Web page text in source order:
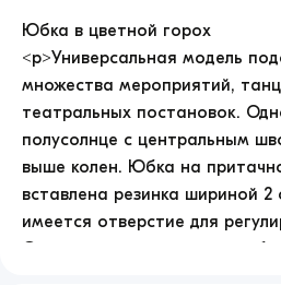
красный
изделие)
продажа
цене
4150.
Юбка в цветной горох
<p>Универсальная модель
множества мероприятий,
театральных постановок.
полусолнце с центральным
выше колен. Юбка на
вставлена резинка шириной 2
имеется отверстие для
Спереди, посередине, пояс